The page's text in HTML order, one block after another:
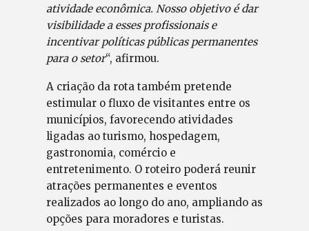
atividade econômica. Nosso objetivo é dar
visibilidade a esses profissionais e
incentivar políticas públicas permanentes
para o setor“, afirmou.
A criação da rota também pretende
estimular o fluxo de visitantes entre os
municípios, favorecendo atividades
ligadas ao turismo, hospedagem,
gastronomia, comércio e
entretenimento. O roteiro poderá reunir
atrações permanentes e eventos
realizados ao longo do ano, ampliando as
opções para moradores e turistas.